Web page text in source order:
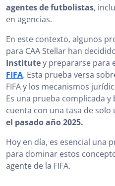
agentes de futbolistas,
en agencias.
En este contexto, algunos
para CAA Stellar han
Institutey prepararse para
FIFA. Esta prueba versa
FIFA y los mecanismos
Es una prueba complicada
cuenta con una tasa de solo
el pasado año 2025.
Hoy en día, es esencial una
para dominar estos
agente de la FIFA.